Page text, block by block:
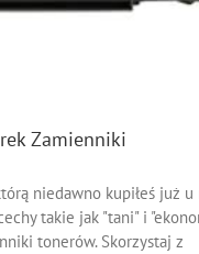
Zamienniki
niedawno kupiłeś już u
takie jak "tani" i
tonerów. Skorzystaj z